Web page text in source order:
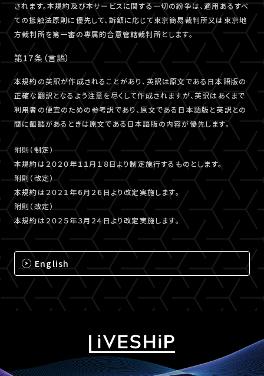
されます。本規約及び本サービスに関する一切の紛争は、適用あるすべ
ての抵触法原則に優先して、訴額に応じて東京簡易裁判所又は東京地
方裁判所を第一審の専属的合意管轄裁判所とします。
第17条（言語）
本規約の英訳が作成されることがあり、英訳は原文である日本語版の
正確な翻訳となるよう注意を尽くして作成されますが、英訳はあくまで
利用者の便宜のための参考訳であり、原文である日本語版と英訳との
間に齟齬があるときは原文である日本語版の内容が優先します。
附則（制定）
本規約は２０２０年１１月１８日より制定施行するものとします。
附則（改定）
本規約は２０２１年６月２６日より改定実施します。
附則（改定）
本規約は２０２５年３月２４日より改定実施します。
English